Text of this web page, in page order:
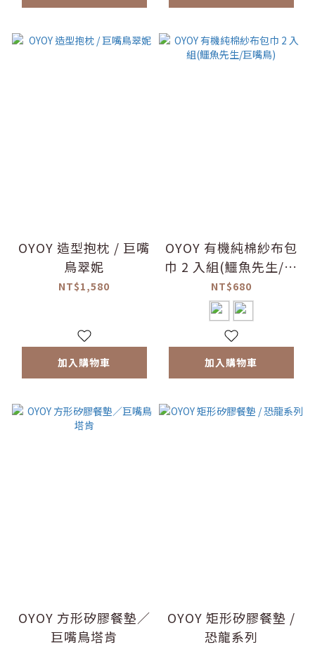
OYOY 造型抱枕 / 巨嘴
鳥翠妮
NT$1,580
加入購物車
OYOY 有機純棉紗布包
巾 2 入組(鱷魚先生/巨
嘴鳥)
NT$680
加入購物車
OYOY 方形矽膠餐墊／
巨嘴鳥塔肯
OYOY 矩形矽膠餐墊 /
恐龍系列